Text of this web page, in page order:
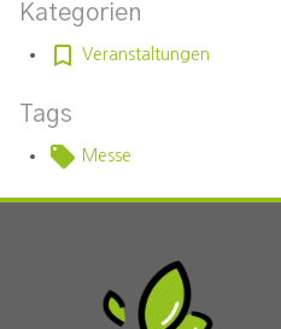
Kategorien
Veranstaltungen
Tags
Messe